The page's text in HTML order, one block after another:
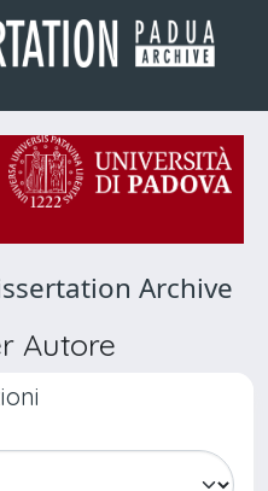
Archive
Autore